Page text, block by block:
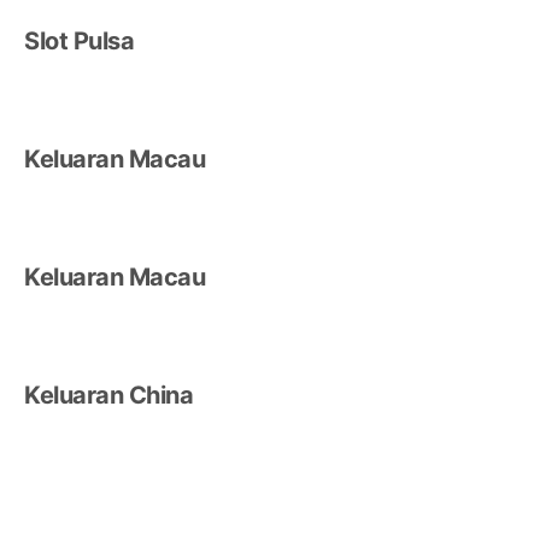
Slot Pulsa
Keluaran Macau
Keluaran Macau
Keluaran China